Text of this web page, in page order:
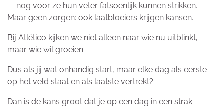
— nog voor ze hun veter fatsoenlijk kunnen strikken.
Maar geen zorgen: ook laatbloeiers krijgen kansen.
Bij Atlético kijken we niet alleen naar wie nu uitblinkt,
maar wie wil groeien.
Dus als jij wat onhandig start, maar elke dag als eerste
op het veld staat en als laatste vertrekt?
Dan is de kans groot dat je op een dag in een strak